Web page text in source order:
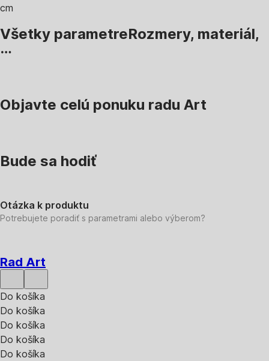
cm
Všetky parametreRozmery, materiál,
…
Objavte celú ponuku radu Art
Bude sa hodiť
Otázka k produktu
Potrebujete poradiť s parametrami alebo výberom?
Rad Art
Do košíka
Do košíka
Do košíka
Do košíka
Do košíka